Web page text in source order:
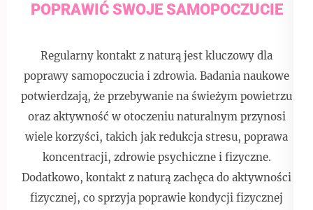
POPRAWIĆ SWOJE SAMOPOCZUCIE
Regularny kontakt z naturą jest kluczowy dla
poprawy samopoczucia i zdrowia. Badania naukowe
potwierdzają, że przebywanie na świeżym powietrzu
oraz aktywność w otoczeniu naturalnym przynosi
wiele korzyści, takich jak redukcja stresu, poprawa
koncentracji, zdrowie psychiczne i fizyczne.
Dodatkowo, kontakt z naturą zachęca do aktywności
fizycznej, co sprzyja poprawie kondycji fizycznej